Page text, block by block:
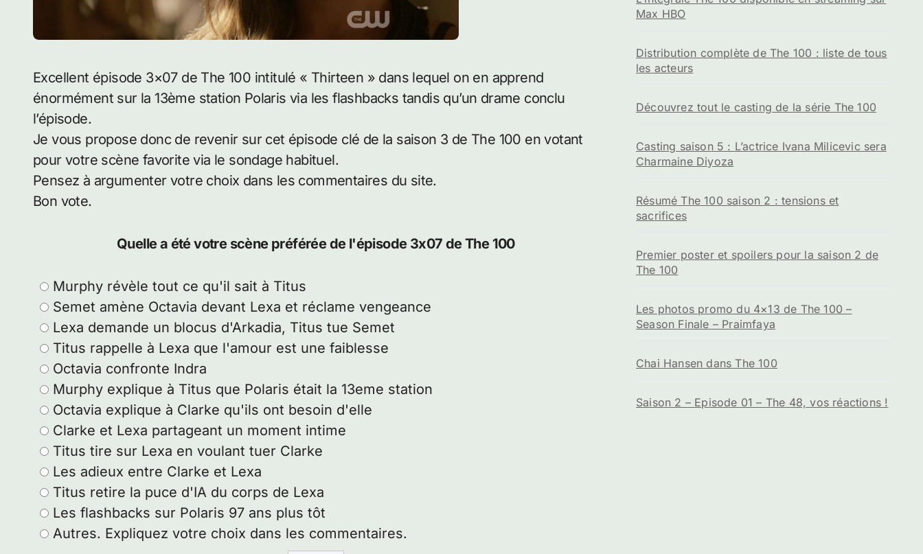
Excellent épisode 3×07 de The 100 intitulé « Thirteen » dans lequel on en apprend
énormément sur la 13ème station Polaris via les flashbacks tandis qu’un drame conclu
l’épisode.
Je vous propose donc de revenir sur cet épisode clé de la saison 3 de The 100 en votant
pour votre scène favorite via le sondage habituel.
Pensez à argumenter votre choix dans les commentaires du site.
Bon vote.
Quelle a été votre scène préférée de l'épisode 3x07 de The 100
Murphy révèle tout ce qu'il sait à Titus
Semet amène Octavia devant Lexa et réclame vengeance
Lexa demande un blocus d'Arkadia, Titus tue Semet
Titus rappelle à Lexa que l'amour est une faiblesse
Octavia confronte Indra
Murphy explique à Titus que Polaris était la 13eme station
Octavia explique à Clarke qu'ils ont besoin d'elle
Clarke et Lexa partageant un moment intime
Titus tire sur Lexa en voulant tuer Clarke
Les adieux entre Clarke et Lexa
Titus retire la puce d'IA du corps de Lexa
Les flashbacks sur Polaris 97 ans plus tôt
Autres. Expliquez votre choix dans les commentaires.
Max HBO
Distribution complète de The 100 : liste de tous
les acteurs
Découvrez tout le casting de la série The 100
Casting saison 5 : L’actrice Ivana Milicevic sera
Charmaine Diyoza
Résumé The 100 saison 2 : tensions et
sacrifices
Premier poster et spoilers pour la saison 2 de
The 100
Les photos promo du 4×13 de The 100 –
Season Finale – Praimfaya
Chai Hansen dans The 100
Saison 2 – Episode 01 – The 48, vos réactions !